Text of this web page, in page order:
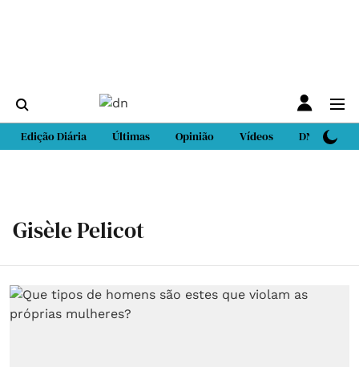
Edição Diária Últimas Opinião Vídeos DN Sport
Gisèle Pelicot